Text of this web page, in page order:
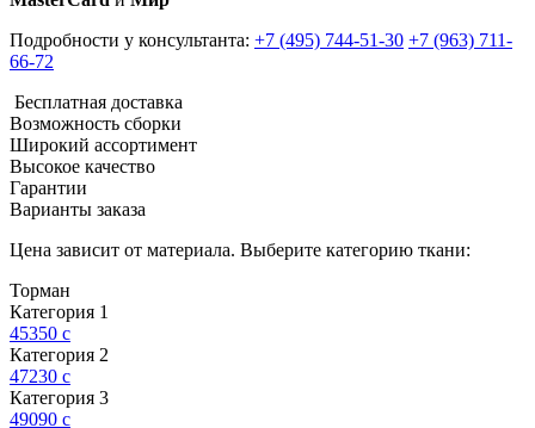
Подробности у консультанта: +7 (495) 744-51-30 +7 (963) 711-
66-72
Бесплатная доставка
Возможность сборки
Широкий ассортимент
Высокое качество
Гарантии
Варианты заказа
Цена зависит от материала. Выберите категорию ткани:
Торман
Категория 1
45350 c
Категория 2
47230 c
Категория 3
49090 c